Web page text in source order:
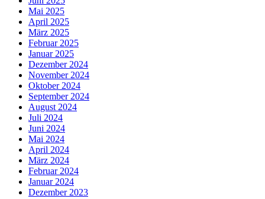
Mai 2025
April 2025
März 2025
Februar 2025
Januar 2025
Dezember 2024
November 2024
Oktober 2024
September 2024
August 2024
Juli 2024
Juni 2024
Mai 2024
April 2024
März 2024
Februar 2024
Januar 2024
Dezember 2023